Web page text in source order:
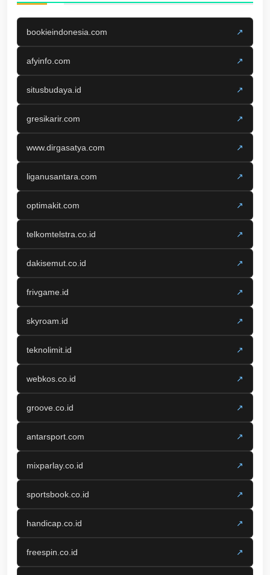
bookieindonesia.com ↗
afyinfo.com ↗
situsbudaya.id ↗
gresikarir.com ↗
www.dirgasatya.com ↗
liganusantara.com ↗
optimakit.com ↗
telkomtelstra.co.id ↗
dakisemut.co.id ↗
frivgame.id ↗
skyroam.id ↗
teknolimit.id ↗
webkos.co.id ↗
groove.co.id ↗
antarsport.com ↗
mixparlay.co.id ↗
sportsbook.co.id ↗
handicap.co.id ↗
freespin.co.id ↗